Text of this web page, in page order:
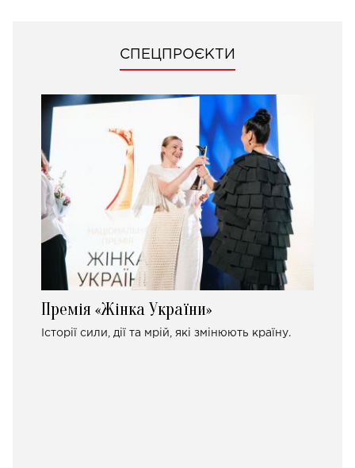
СПЕЦПРОЄКТИ
Премія «Жінка України»
Історії сили, дії та мрій, які змінюють країну.